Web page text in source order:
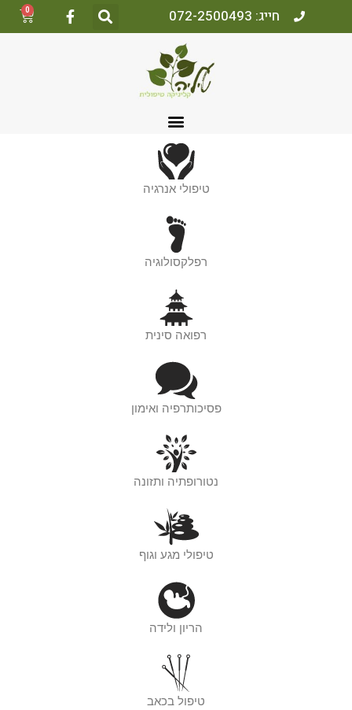
חייג: 072-2500493 0
טיפולי אנרגיה
רפלקסולוגיה
רפואה סינית
פסיכותרפיה ואימון
נטורופתיה ותזונה
טיפולי מגע וגוף
הריון ולידה
טיפול בכאב